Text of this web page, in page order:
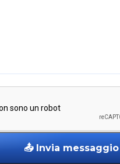
📤Invia messaggio